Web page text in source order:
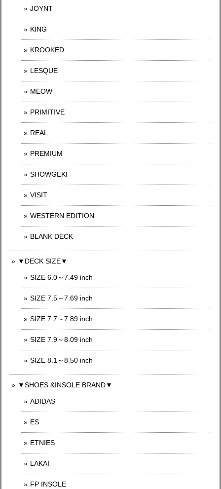
JOYNT
KING
KROOKED
LESQUE
MEOW
PRIMITIVE
REAL
PREMIUM
SHOWGEKI
VISIT
WESTERN EDITION
BLANK DECK
▼DECK SIZE▼
SIZE 6.0～7.49 inch
SIZE 7.5～7.69 inch
SIZE 7.7～7.89 inch
SIZE 7.9～8.09 inch
SIZE 8.1～8.50 inch
▼SHOES &INSOLE BRAND▼
ADIDAS
ES
ETNIES
LAKAI
FP INSOLE